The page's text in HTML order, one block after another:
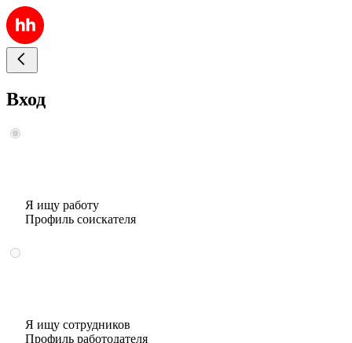
Вход
Я ищу работу
Профиль соискателя
Я ищу сотрудников
Профиль работодателя